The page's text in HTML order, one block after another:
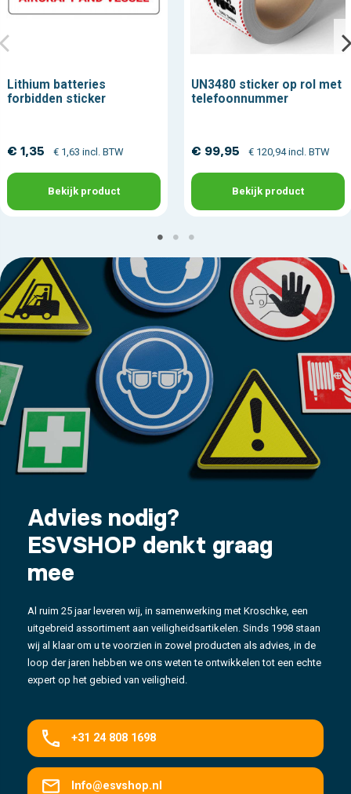
Lithium batteries
forbidden sticker
€ 1,35 € 1,63 incl. BTW
Bekijk product
UN3480 sticker op rol met
telefoonnummer
€ 99,95 € 120,94 incl. BTW
Bekijk product
Advies nodig?
ESVSHOP denkt graag
mee
Al ruim 25 jaar leveren wij, in samenwerking met Kroschke, een
uitgebreid assortiment aan veiligheidsartikelen. Sinds 1998 staan
wij al klaar om u te voorzien in zowel producten als advies, in de
loop der jaren hebben we ons weten te ontwikkelen tot een echte
expert op het gebied van veiligheid.
+31 24 808 1698
Info@esvshop.nl